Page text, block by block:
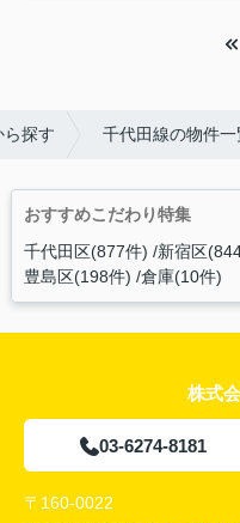
ら探す 千代田線の物件一
おすすめこだわり特集
千代田区(877件) 新宿区
豊島区(198件) 倉庫(10件)
株式
03-6274-8181
〒160-0022